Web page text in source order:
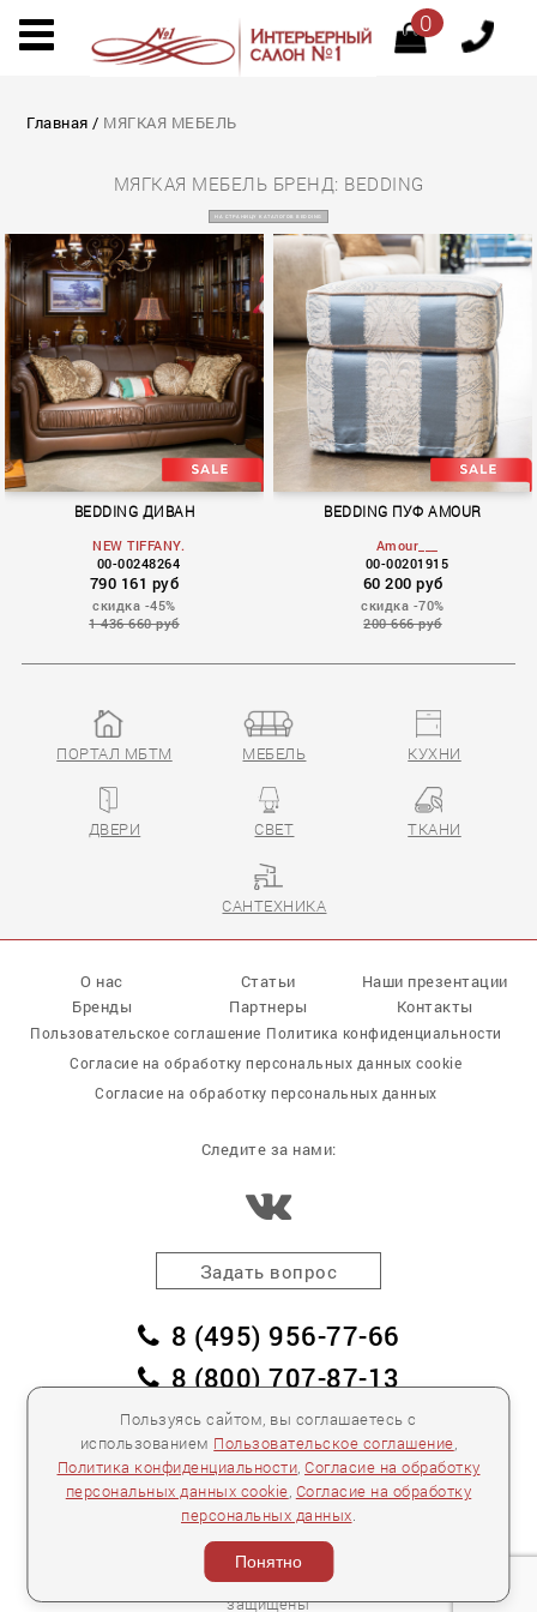
0
Главная / МЯГКАЯ МЕБЕЛЬ
МЯГКАЯ МЕБЕЛЬ БРЕНД: BEDDING
НА СТРАНИЦУ КАТАЛОГОВ BEDDING
BEDDING ДИВАН
NEW TIFFANY.
00-00248264
790 161 руб
скидка -45%
1 436 660 руб
BEDDING ПУФ AMOUR
Amour___
00-00201915
60 200 руб
скидка -70%
200 666 руб
Пользуясь сайтом, вы соглашаетесь с
использованием Пользовательское соглашение
Политика конфиденциальности Согласие на обработку
персональных данных cookie Согласие на обработку
персональных данных
Понятно
ПОРТАЛ МБТМ МЕБЕЛЬ КУХНИ
ДВЕРИ СВЕТ ТКАНИ
САНТЕХНИКА
О нас Статьи
Наши презентации
Бренды
Партнеры Контакты
Пользовательское соглашение Политика конфиденциальности
Согласие на обработку персональных данных cookie
Согласие на обработку персональных данных
Следите за нами:
Задать вопрос
8 (495) 956-77-66
8 (800) 707-87-13
заказать обратный звонок
пл. Победы, дом 2, корпус 2
Для спецификаций и предложений:info@mebelclub.ru
Выставленные на данном сайте предложения
публичной офертой не являются.
Количество товара ограничено.
2026 «Интерьерный салон №1» Все права
защищены